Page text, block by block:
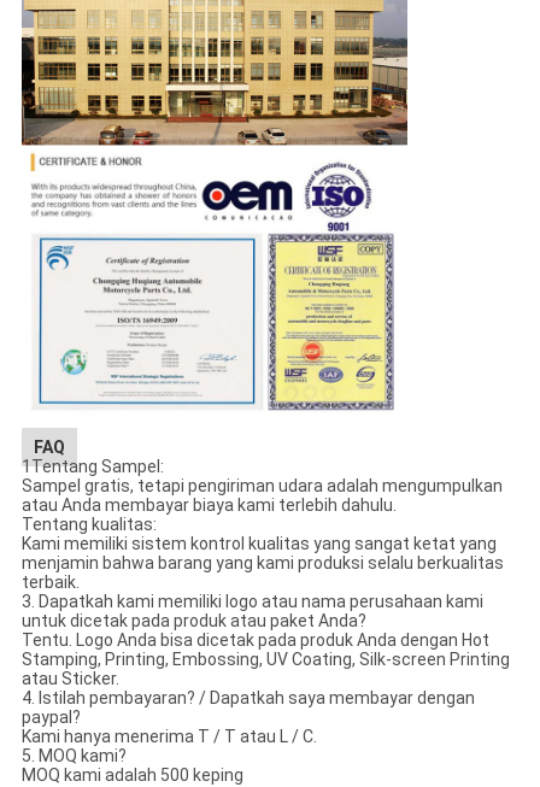
FAQ
1Tentang Sampel:
Sampel gratis, tetapi pengiriman udara adalah mengumpulkan
atau Anda membayar biaya kami terlebih dahulu.
Tentang kualitas:
Kami memiliki sistem kontrol kualitas yang sangat ketat yang
menjamin bahwa barang yang kami produksi selalu berkualitas
terbaik.
3. Dapatkah kami memiliki logo atau nama perusahaan kami
untuk dicetak pada produk atau paket Anda?
Tentu. Logo Anda bisa dicetak pada produk Anda dengan Hot
Stamping, Printing, Embossing, UV Coating, Silk-screen Printing
atau Sticker.
4. Istilah pembayaran? / Dapatkah saya membayar dengan
paypal?
Kami hanya menerima T / T atau L / C.
5. MOQ kami?
MOQ kami adalah 500 keping